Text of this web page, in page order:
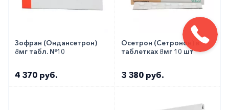
Зофран (Ондансетрон)
8мг табл. №10
4 370 руб.
Осетрон (Сетронон) в
таблетках 8мг 10 шт
3 380 руб.